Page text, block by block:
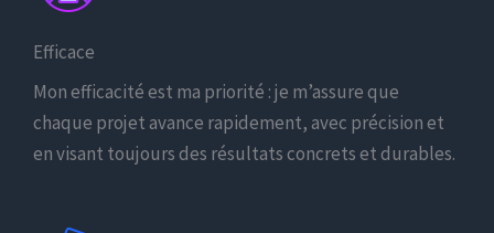
Efficace
Mon efficacité est ma priorité : je m’assure que
chaque projet avance rapidement, avec précision et
en visant toujours des résultats concrets et durables.